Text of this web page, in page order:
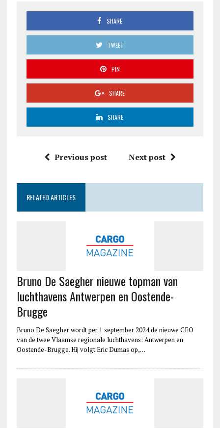
SHARE
TWEET
PIN
SHARE
SHARE
Previous post Next post
RELATED ARTICLES
Bruno De Saegher nieuwe topman van
luchthavens Antwerpen en Oostende-
Brugge
Bruno De Saegher wordt per 1 september 2024 de nieuwe CEO
van de twee Vlaamse regionale luchthavens: Antwerpen en
Oostende-Brugge. Hij volgt Eric Dumas op,…